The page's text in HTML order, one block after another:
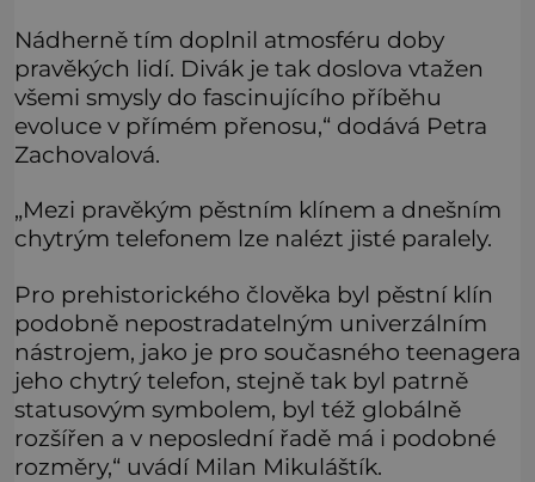
Nádherně tím doplnil atmosféru doby
pravěkých lidí. Divák je tak doslova vtažen
všemi smysly do fascinujícího příběhu
evoluce v přímém přenosu,“ dodává Petra
Zachovalová.
„Mezi pravěkým pěstním klínem a dnešním
chytrým telefonem lze nalézt jisté paralely.
Pro prehistorického člověka byl pěstní klín
podobně nepostradatelným univerzálním
nástrojem, jako je pro současného teenagera
jeho chytrý telefon, stejně tak byl patrně
statusovým symbolem, byl též globálně
rozšířen a v neposlední řadě má i podobné
rozměry,“ uvádí Milan Mikuláštík.